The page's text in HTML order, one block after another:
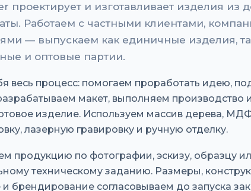
проектирует и изготавливает изделия из
Работаем с частными клиентами,
— выпускаем как единичные изделия,
и оптовые партии.
весь процесс: помогаем проработать идею,
макет, выполняем производство и
изделие. Используем массив дерева,
лазерную гравировку и ручную отделку.
продукцию по фотографии, эскизу, образцу
техническому заданию. Размеры,
брендирование согласовываем до запуска